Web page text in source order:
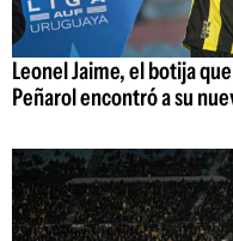
Leonel Jaime, el botija
Peñarol encontró a su